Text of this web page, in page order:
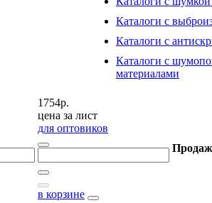
Каталоги с
Каталоги с
Каталоги с
материалами
1754р.
цена за лист
для оптовиков
в корзине